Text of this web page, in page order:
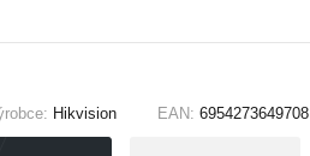
Hikvision EAN: 6954273649708